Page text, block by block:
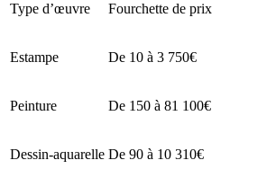
Type d’œuvre Fourchette de prix
Estampe De 10 à 3 750€
Peinture De 150 à 81 100€
Dessin-aquarelle De 90 à 10 310€